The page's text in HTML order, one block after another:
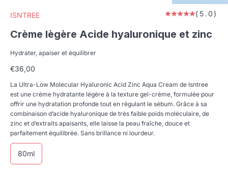
ISNTREE (5.0)
Crème lègère Acide hyaluronique et zinc
Hydrater, apaiser et équilibrer
Prix de vente
€36,00
La Ultra-Low Molecular Hyaluronic Acid Zinc Aqua Cream de Isntree
est une crème hydratante légère à la texture gel-crème, formulée pour
offrir une hydratation profonde tout en régulant le sébum. Grâce à sa
combinaison d’acide hyaluronique de très faible poids moléculaire, de
zinc et d’extraits apaisants, elle laisse la peau fraîche, douce et
parfaitement équilibrée. Sans brillance ni lourdeur.
80ml